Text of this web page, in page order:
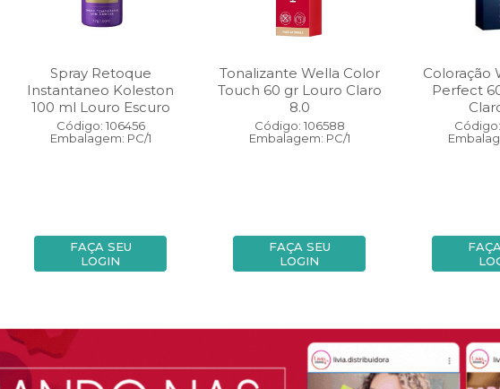
Spray Retoque
Instantaneo Koleston
100 ml Louro Escuro
Código: 106456
Embalagem: PC/1
FAÇA SEU
LOGIN
Tonalizante Wella Color
Touch 60 gr Louro Claro
8.0
Código: 106588
Embalagem: PC/1
FAÇA SEU
LOGIN
Coloração
Perfect